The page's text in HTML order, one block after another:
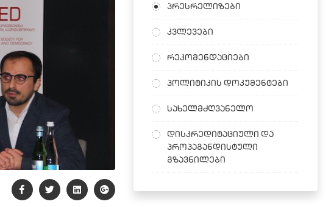
პრესრელიზები
კვლევები
რეკომენდაციები
პოლიტიკის დოკუმენტები
სახელმძღვანელო
დისკრედიტაციული და
პროპაგანდისტული
გზავნილები